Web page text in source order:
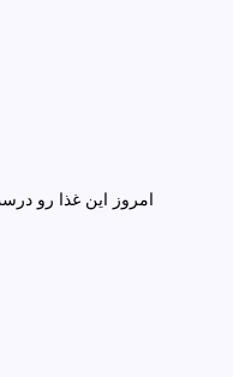
امروز این غذا رو